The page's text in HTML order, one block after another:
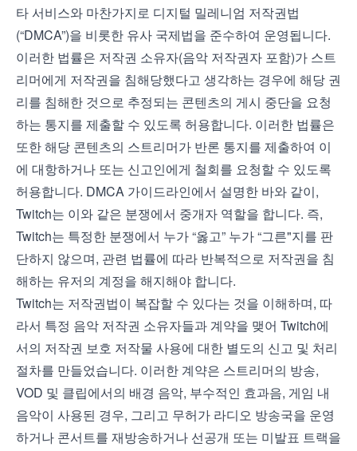
타 서비스와 마찬가지로 디지털 밀레니엄 저작권법
(“DMCA”)을 비롯한 유사 국제법을 준수하여 운영됩니다.
이러한 법률은 저작권 소유자(음악 저작권자 포함)가 스트
리머에게 저작권을 침해당했다고 생각하는 경우에 해당 권
리를 침해한 것으로 추정되는 콘텐츠의 게시 중단을 요청
하는 통지를 제출할 수 있도록 허용합니다. 이러한 법률은
또한 해당 콘텐츠의 스트리머가 반론 통지를 제출하여 이
에 대항하거나 또는 신고인에게 철회를 요청할 수 있도록
허용합니다. DMCA 가이드라인에서 설명한 바와 같이,
Twitch는 이와 같은 분쟁에서 중개자 역할을 합니다. 즉,
Twitch는 특정한 분쟁에서 누가 “옳고” 누가 “그른"지를 판
단하지 않으며, 관련 법률에 따라 반복적으로 저작권을 침
해하는 유저의 계정을 해지해야 합니다.
Twitch는 저작권법이 복잡할 수 있다는 것을 이해하며, 따
라서 특정 음악 저작권 소유자들과 계약을 맺어 Twitch에
서의 저작권 보호 저작물 사용에 대한 별도의 신고 및 처리
절차를 만들었습니다. 이러한 계약은 스트리머의 방송,
VOD 및 클립에서의 배경 음악, 부수적인 효과음, 게임 내
음악이 사용된 경우, 그리고 무허가 라디오 방송국을 운영
하거나 콘서트를 재방송하거나 선공개 또는 미발표 트랙을